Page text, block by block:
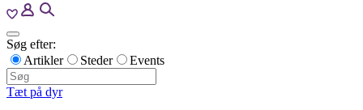
Søg efter:
Artikler
Steder Events
Tæt på dyr